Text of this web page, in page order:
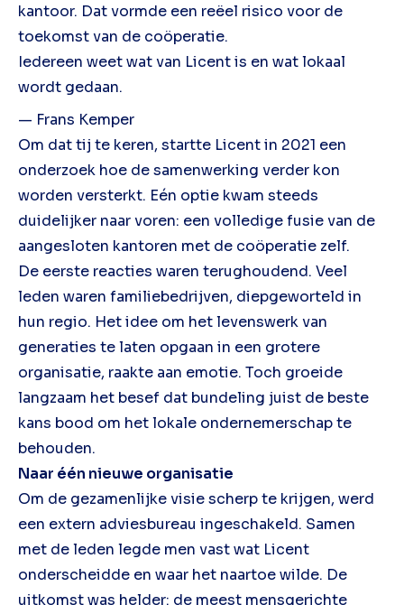
kantoor. Dat vormde een reëel risico voor de
toekomst van de coöperatie.
Iedereen weet wat van Licent is en wat lokaal
wordt gedaan.
— Frans Kemper
Om dat tij te keren, startte Licent in 2021 een
onderzoek hoe de samenwerking verder kon
worden versterkt. Eén optie kwam steeds
duidelijker naar voren: een volledige fusie van de
aangesloten kantoren met de coöperatie zelf.
De eerste reacties waren terughoudend. Veel
leden waren familiebedrijven, diepgeworteld in
hun regio. Het idee om het levenswerk van
generaties te laten opgaan in een grotere
organisatie, raakte aan emotie. Toch groeide
langzaam het besef dat bundeling juist de beste
kans bood om het lokale ondernemerschap te
behouden.
Naar één nieuwe organisatie
Om de gezamenlijke visie scherp te krijgen, werd
een extern adviesbureau ingeschakeld. Samen
met de leden legde men vast wat Licent
onderscheidde en waar het naartoe wilde. De
uitkomst was helder: de meest mensgerichte